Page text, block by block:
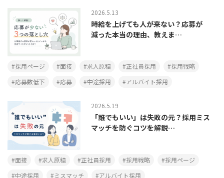
2026.5.13
時給を上げても人が来ない？応募が
減った本当の理由、教えま…
採用ページ 面接 求人原稿 正社員採用
採用戦略
応募数低下
応募 中途採用 アルバイト採用
2026.5.19
「誰でもいい」は失敗の元？採用ミス
マッチを防ぐコツを解説…
面接 求人原稿 正社員採用 採用戦略
採用ページ
中途採用
ミスマッチ アルバイト採用